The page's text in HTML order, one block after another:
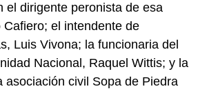
el dirigente peronista de esa
Cafiero; el intendente de
Luis Vivona; la funcionaria del
Nacional, Raquel Wittis; y la
asociación civil Sopa de Piedra